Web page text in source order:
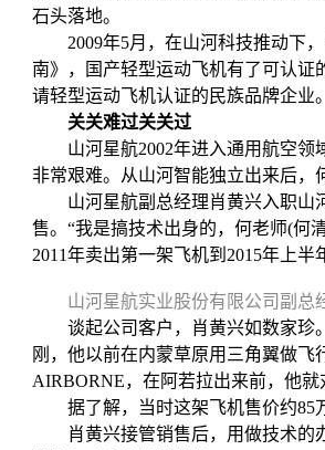
石头落地。
2009年5月，在山河科技推动下，
南》，国产轻型运动飞机有了可认证
请轻型运动飞机认证的民族品牌企业。
关关难过关关过
山河星航2002年进入通用航空领
非常艰难。从山河智能独立出来后，
山河星航副总经理肖黄兴入职山河
售。“我是搞技术出身的，何老师(何
2011年卖出第一架飞机到2015年上
山河星航实业股份有限公司副总
谈起公司客户，肖黄兴如数家珍。
刚，他以前在内蒙草原用三角翼做
AIRBORNE，在阿若拉出来前，他
据了解，当时这架飞机售价约85万
肖黄兴接管销售后，用做技术的办